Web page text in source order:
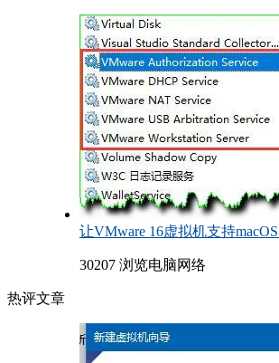
让VMware 16虚拟机支持macOS
30207 浏览电脑网络
热评文章